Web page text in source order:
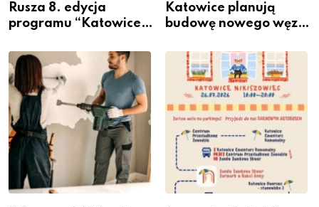
Rusza 8. edycja
programu “Katowice
– nabór dla
przedsiębiorców
Katowice planują
budowę nowego węzła
Podlesiu